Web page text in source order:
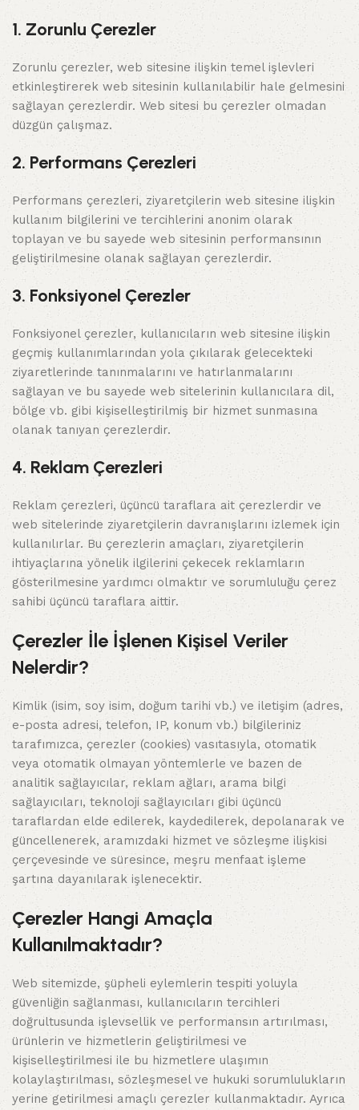
1. Zorunlu Çerezler
Zorunlu çerezler, web sitesine ilişkin temel işlevleri
etkinleştirerek web sitesinin kullanılabilir hale gelmesini
sağlayan çerezlerdir. Web sitesi bu çerezler olmadan
düzgün çalışmaz.
2. Performans Çerezleri
Performans çerezleri, ziyaretçilerin web sitesine ilişkin
kullanım bilgilerini ve tercihlerini anonim olarak
toplayan ve bu sayede web sitesinin performansının
geliştirilmesine olanak sağlayan çerezlerdir.
3. Fonksiyonel Çerezler
Fonksiyonel çerezler, kullanıcıların web sitesine ilişkin
geçmiş kullanımlarından yola çıkılarak gelecekteki
ziyaretlerinde tanınmalarını ve hatırlanmalarını
sağlayan ve bu sayede web sitelerinin kullanıcılara dil,
bölge vb. gibi kişiselleştirilmiş bir hizmet sunmasına
olanak tanıyan çerezlerdir.
4. Reklam Çerezleri
Reklam çerezleri, üçüncü taraflara ait çerezlerdir ve
web sitelerinde ziyaretçilerin davranışlarını izlemek için
kullanılırlar. Bu çerezlerin amaçları, ziyaretçilerin
ihtiyaçlarına yönelik ilgilerini çekecek reklamların
gösterilmesine yardımcı olmaktır ve sorumluluğu çerez
sahibi üçüncü taraflara aittir.
Çerezler İle İşlenen Kişisel Veriler
Nelerdir?
Kimlik (isim, soy isim, doğum tarihi vb.) ve iletişim (adres,
e-posta adresi, telefon, IP, konum vb.) bilgileriniz
tarafımızca, çerezler (cookies) vasıtasıyla, otomatik
veya otomatik olmayan yöntemlerle ve bazen de
analitik sağlayıcılar, reklam ağları, arama bilgi
sağlayıcıları, teknoloji sağlayıcıları gibi üçüncü
taraflardan elde edilerek, kaydedilerek, depolanarak ve
güncellenerek, aramızdaki hizmet ve sözleşme ilişkisi
çerçevesinde ve süresince, meşru menfaat işleme
şartına dayanılarak işlenecektir.
Çerezler Hangi Amaçla
Kullanılmaktadır?
Web sitemizde, şüpheli eylemlerin tespiti yoluyla
güvenliğin sağlanması, kullanıcıların tercihleri
doğrultusunda işlevsellik ve performansın artırılması,
ürünlerin ve hizmetlerin geliştirilmesi ve
kişiselleştirilmesi ile bu hizmetlere ulaşımın
kolaylaştırılması, sözleşmesel ve hukuki sorumlulukların
yerine getirilmesi amaçlı çerezler kullanmaktadır. Ayrıca